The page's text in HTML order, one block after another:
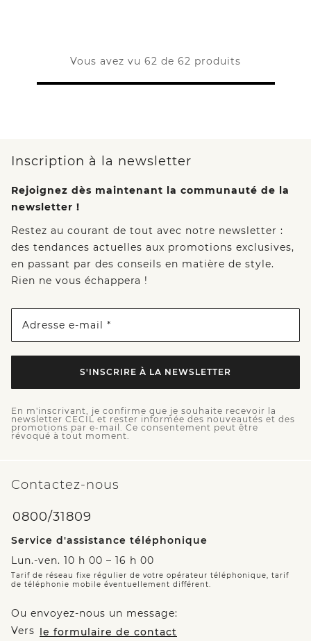
Vous avez vu 62 de 62 produits
Inscription à la newsletter
Rejoignez dès maintenant la communauté de la
newsletter !
Restez au courant de tout avec notre newsletter :
des tendances actuelles aux promotions exclusives,
en passant par des conseils en matière de style.
Rien ne vous échappera !
Adresse e-mail *
S'INSCRIRE À LA NEWSLETTER
En m'inscrivant, je confirme que je souhaite recevoir la
newsletter CECIL et rester informée des nouveautés et des
promotions par e-mail. Ce consentement peut être
révoqué à tout moment.
Contactez-nous
0800/31809
Service d'assistance téléphonique
Lun.-ven. 10 h 00 – 16 h 00
Tarif de réseau fixe régulier de votre opérateur téléphonique, tarif
de téléphonie mobile éventuellement différent.
Ou envoyez-nous un message:
Vers le formulaire de contact